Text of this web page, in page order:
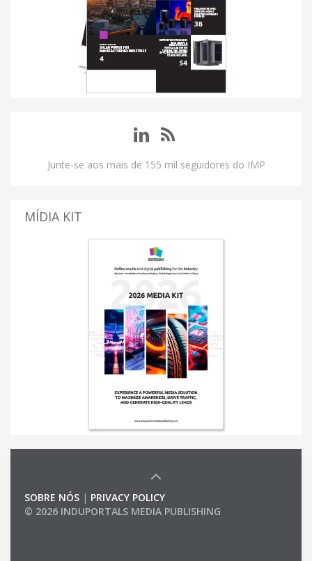
Junte-se aos mais de 155 mil seguidores do IMP
MÍDIA KIT
SOBRE NÓS | PRIVACY POLICY
© 2026 INDUPORTALS MEDIA PUBLISHING